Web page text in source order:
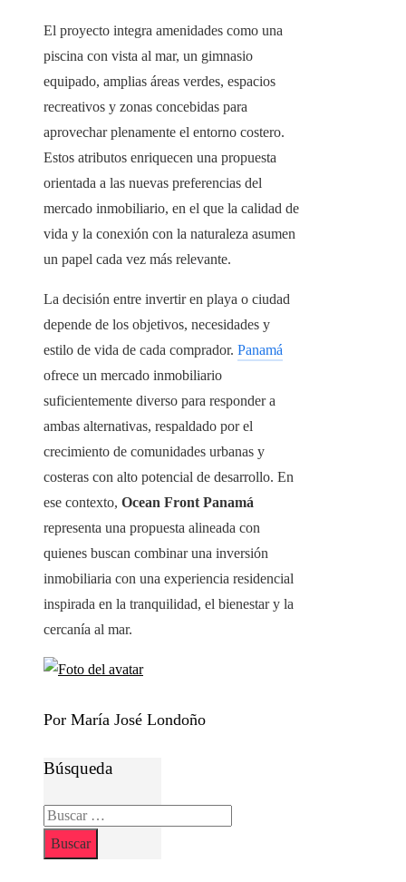
El proyecto integra amenidades como una
piscina con vista al mar, un gimnasio
equipado, amplias áreas verdes, espacios
recreativos y zonas concebidas para
aprovechar plenamente el entorno costero.
Estos atributos enriquecen una propuesta
orientada a las nuevas preferencias del
mercado inmobiliario, en el que la calidad de
vida y la conexión con la naturaleza asumen
un papel cada vez más relevante.
La decisión entre invertir en playa o ciudad
depende de los objetivos, necesidades y
estilo de vida de cada comprador. Panamá
ofrece un mercado inmobiliario
suficientemente diverso para responder a
ambas alternativas, respaldado por el
crecimiento de comunidades urbanas y
costeras con alto potencial de desarrollo. En
ese contexto, Ocean Front Panamá
representa una propuesta alineada con
quienes buscan combinar una inversión
inmobiliaria con una experiencia residencial
inspirada en la tranquilidad, el bienestar y la
cercanía al mar.
Por María José Londoño
Búsqueda
Buscar: